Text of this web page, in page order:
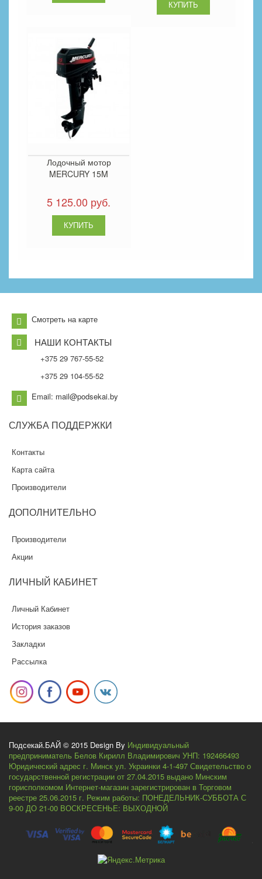
Лодочный мотор
MERCURY 15M
5 125.00 руб.
Смотреть на карте
НАШИ КОНТАКТЫ
+375 29 767-55-52
+375 29 104-55-52
Email: mail@podsekai.by
СЛУЖБА ПОДДЕРЖКИ
Контакты
Карта сайта
Производители
ДОПОЛНИТЕЛЬНО
Производители
Акции
ЛИЧНЫЙ КАБИНЕТ
Личный Кабинет
История заказов
Закладки
Рассылка
Подсекай.БАЙ © 2015 Design By Индивидуальный
предприниматель Белов Кирилл Владимирович УНП: 192466493
Юридический адрес г. Минск ул. Украинки 4-1-497 Свидетельство о
государственной регистрации от 27.04.2015 выдано Минским
горисполкомом Интернет-магазин зарегистрирован в Торговом
реестре 25.06.2015 г. Режим работы: ПОНЕДЕЛЬНИК-СУББОТА С
9-00 ДО 21-00 ВОСКРЕСЕНЬЕ: ВЫХОДНОЙ